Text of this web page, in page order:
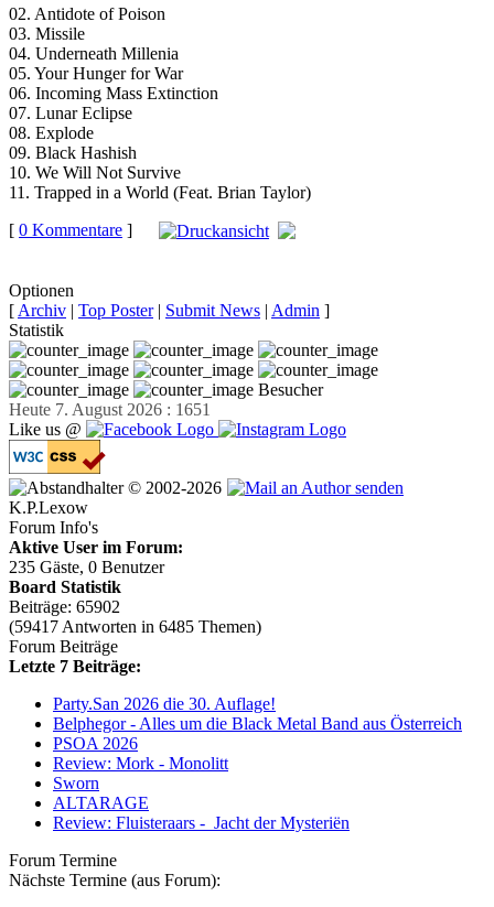
02. Antidote of Poison
03. Missile
04. Underneath Millenia
05. Your Hunger for War
06. Incoming Mass Extinction
07. Lunar Eclipse
08. Explode
09. Black Hashish
10. We Will Not Survive
11. Trapped in a World (Feat. Brian Taylor)
[ 0 Kommentare ]
Optionen
[ Archiv | Top Poster| Submit News | Admin ]
Statistik
Besucher
Heute 7. August 2026 : 1651
Like us @
© 2002-2026
K.P.Lexow
Forum Info's
Aktive User im Forum:
235 Gäste, 0 Benutzer
Board Statistik
Beiträge: 65902
(59417 Antworten in 6485 Themen)
Forum Beiträge
Letzte 7 Beiträge:
Party.San 2026 die 30. Auflage!
Belphegor - Alles um die Black Metal Band aus Österreich
PSOA 2026
Review: Mork - Monolitt
Sworn
ALTARAGE
Review: Fluisteraars - Jacht der Mysteriën
Forum Termine
Nächste Termine (aus Forum):